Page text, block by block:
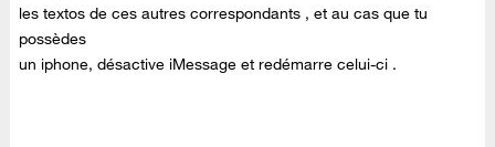
les textos de ces autres correspondants , et au cas que tu
possèdes
un iphone, désactive iMessage et redémarre celui-ci .